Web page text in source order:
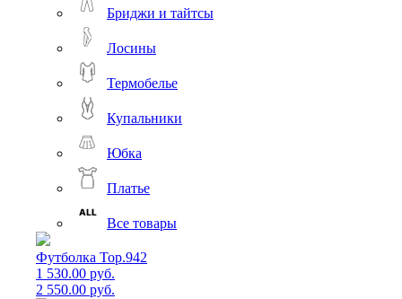
Бриджи и тайтсы
Лосины
Термобелье
Купальники
Юбка
Платье
Все товары
Футболка Top.942
1 530.00 руб.
2 550.00 руб.